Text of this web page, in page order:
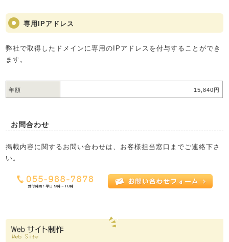
専用IPアドレス
弊社で取得したドメインに専用のIPアドレスを付与することができ
ます。
年額 15,840円
お問合わせ
掲載内容に関するお問い合わせは、お客様担当窓口までご連絡下さ
い。